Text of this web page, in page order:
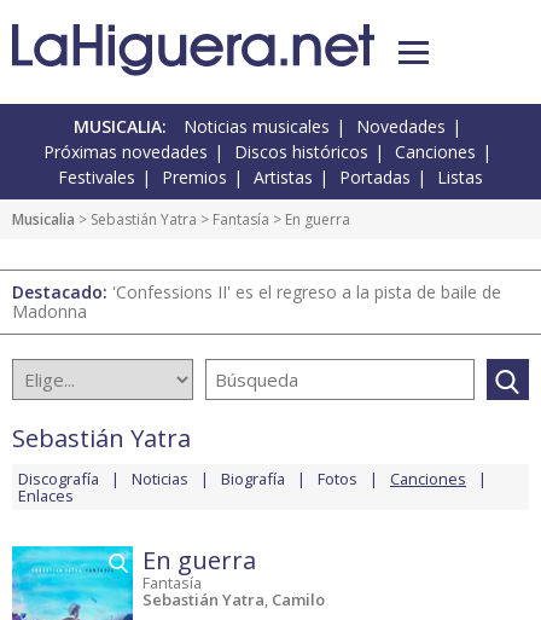
MUSICALIA: Noticias musicales
Novedades
Próximas novedades
Discos históricos
Canciones
Festivales
Premios Artistas Portadas Listas
Musicalia > Sebastián Yatra > Fantasía > En guerra
Destacado: 'Confessions II' es el regreso a la pista de baile de
Madonna
Sebastián Yatra
Discografía Noticias Biografía Fotos Canciones
Enlaces
En guerra
Fantasía
Sebastián Yatra, Camilo